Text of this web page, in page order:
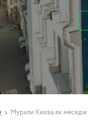
Мурали Києва як